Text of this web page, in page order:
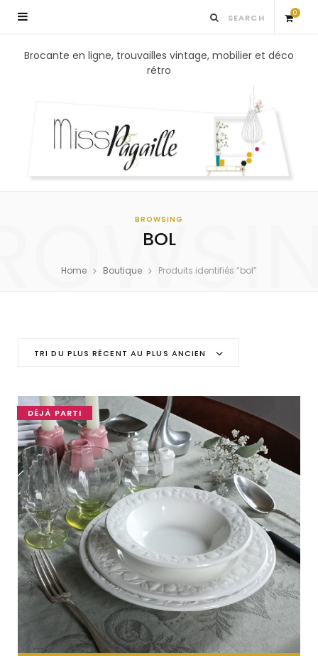
0
S
p
Brocante en ligne, trouvailles vintage, mobilier et déco
rétro
BROWSING
BOL
Home Boutique Produits identifiés “bol”
TRI DU PLUS RÉCENT AU PLUS ANCIEN
DÉJÀ PARTI